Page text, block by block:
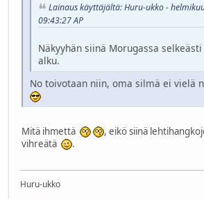
Lainaus käyttäjältä: Huru-ukko -
09:43:27 AP
Näkyyhän siinä Morugassa
alku.
No toivotaan niin, oma silmä ei vielä
Mitä ihmettä
, eikö siinä
vihreätä
.
Huru-ukko